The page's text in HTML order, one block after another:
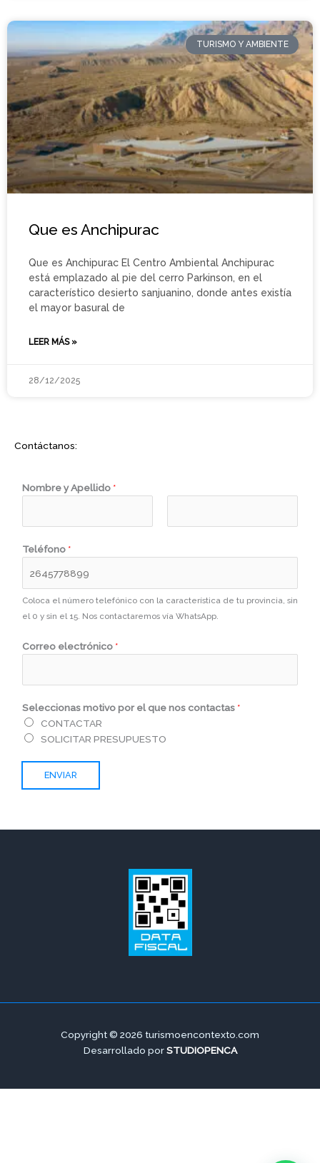
TURISMO Y AMBIENTE
Que es Anchipurac
Que es Anchipurac El Centro Ambiental Anchipurac
está emplazado al pie del cerro Parkinson, en el
característico desierto sanjuanino, donde antes existía
el mayor basural de
LEER MÁS »
28/12/2025
Contáctanos:
*
a
Nombre y Apellido *
o
r
e
l
i
Teléfono *
Coloca el número telefónico con la característica de tu provincia, sin
el 0 y sin el 15. Nos contactaremos vía WhatsApp.
Correo electrónico *
Seleccionas motivo por el que nos contactas *
CONTACTAR
SOLICITAR PRESUPUESTO
ENVIAR
Copyright © 2026 turismoencontexto.com
Desarrollado porSTUDIOPENCA